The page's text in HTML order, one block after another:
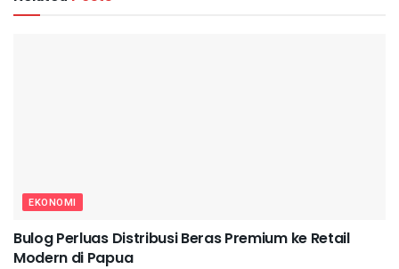
EKONOMI
Bulog Perluas Distribusi Beras Premium ke Retail
Modern di Papua